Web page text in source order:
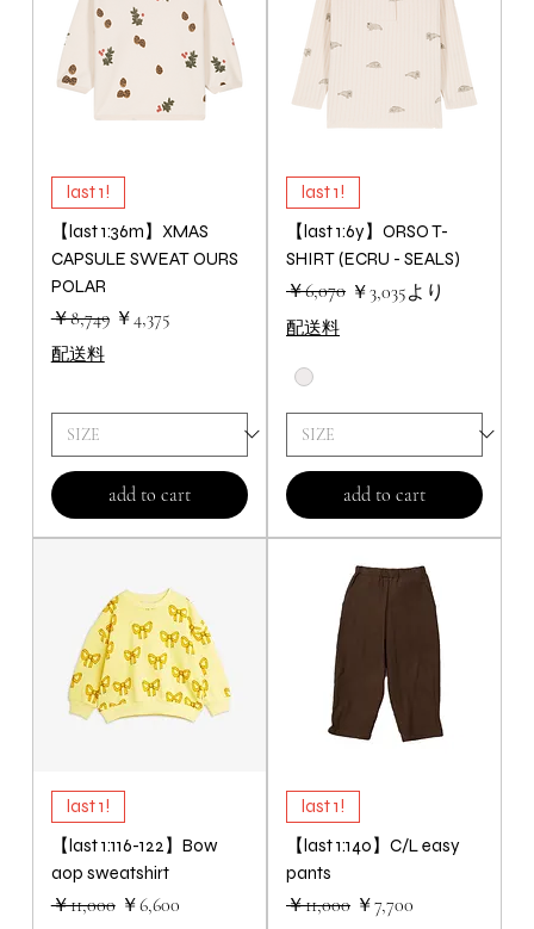
last 1!
【last 1:36m】XMAS
CAPSULE SWEAT OURS
POLAR
通常価格
￥8,749 セール価格
￥4,375
配送料
add to cart
last 1!
【last 1:6y】ORSO T-
SHIRT (ECRU - SEALS)
通常価格
￥6,070 ￥3,035より
セール価格
配送料
add to cart
last 1!
【last 1:116-122】Bow
aop sweatshirt
通常価格
￥11,000 セール価格
￥6,600
last 1!
【last 1:140】C/L easy
pants
通常価格
￥11,000 セール価格
￥7,700